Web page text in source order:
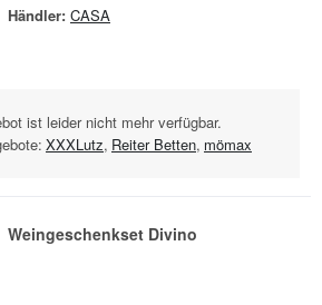
Händler: CASA
ist leider nicht mehr verfügbar.
XXXLutz, Reiter Betten, mömax
Weingeschenkset Divino